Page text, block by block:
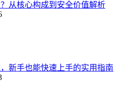
从核心构成到安全价值解析
新手也能快速上手的实用指南